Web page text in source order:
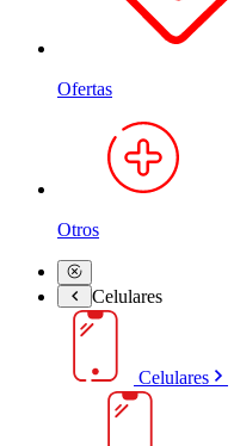
Ofertas
Otros
Celulares
Celulares